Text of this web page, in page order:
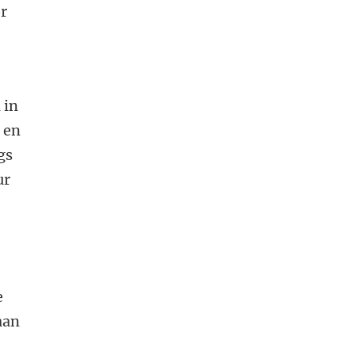
in